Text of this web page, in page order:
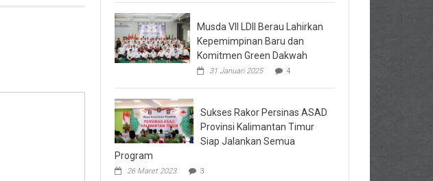
Musda VII LDII Berau Lahirkan
Kepemimpinan Baru dan
Komitmen Green Dakwah
31 Januari 2025 4
Sukses Rakor Persinas ASAD
Provinsi Kalimantan Timur
Siap Jalankan Semua
Program
26 Maret 2023 3